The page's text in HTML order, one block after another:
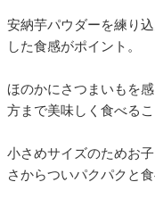
安納芋パウダーを練り
した食感がポイント。
ほのかにさつまいもを
方まで美味しく食べるこ
小さめサイズのためお
さからついパクパクと